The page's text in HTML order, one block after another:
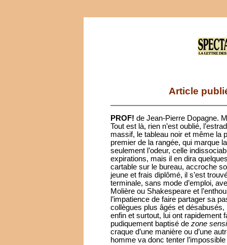
Article
PROF! de Jean-Pierre Dopagne.
Tout est là, rien n’est oublié,
massif, le tableau noir et même la
premier de la rangée, qui marque
seulement l’odeur, celle
expirations, mais il en dira
cartable sur le bureau, accroche
jeune et frais diplômé, il s’est
terminale, sans mode d’emploi,
Molière ou Shakespeare et
l’impatience de faire partager sa
collègues plus âgés et
enfin et surtout, lui ont rapidement
pudiquement baptisé de zone
craque d’une manière ou d’une
homme va donc tenter